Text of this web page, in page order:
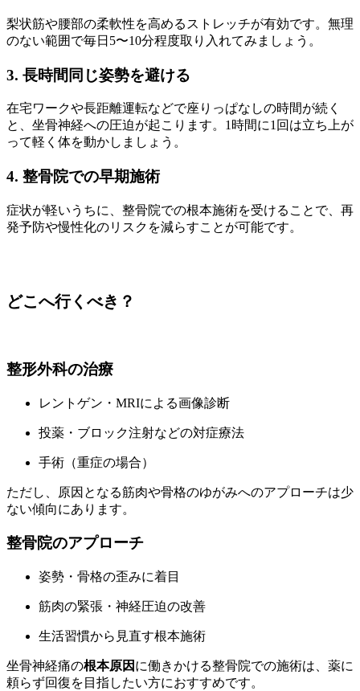
梨状筋や腰部の柔軟性を高めるストレッチが有効です。無理
のない範囲で毎日5〜10分程度取り入れてみましょう。
3. 長時間同じ姿勢を避ける
在宅ワークや長距離運転などで座りっぱなしの時間が続く
と、坐骨神経への圧迫が起こります。1時間に1回は立ち上が
って軽く体を動かしましょう。
4. 整骨院での早期施術
症状が軽いうちに、整骨院での根本施術を受けることで、再
発予防や慢性化のリスクを減らすことが可能です。
どこへ行くべき？
整形外科の治療
レントゲン・MRIによる画像診断
投薬・ブロック注射などの対症療法
手術（重症の場合）
ただし、原因となる筋肉や骨格のゆがみへのアプローチは少
ない傾向にあります。
整骨院のアプローチ
姿勢・骨格の歪みに着目
筋肉の緊張・神経圧迫の改善
生活習慣から見直す根本施術
坐骨神経痛の根本原因 に働きかける整骨院での施術は、薬に
頼らず回復を目指したい方におすすめです。